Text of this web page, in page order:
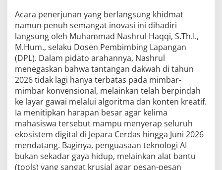
Acara penerjunan yang berlangsung khidmat
namun penuh semangat inovasi ini dihadiri
langsung oleh Muhammad Nashrul Haqqi, S.Th.I.,
M.Hum., selaku Dosen Pembimbing Lapangan
(DPL). Dalam pidato arahannya, Nashrul
menegaskan bahwa tantangan dakwah di tahun
2026 tidak lagi hanya terbatas pada mimbar-
mimbar konvensional, melainkan telah berpindah
ke layar gawai melalui algoritma dan konten kreatif.
Ia menitipkan harapan besar agar kelima
mahasiswa tersebut mampu menyerap seluruh
ekosistem digital di Jepara Cerdas hingga Juni 2026
mendatang. Baginya, penguasaan teknologi AI
bukan sekadar gaya hidup, melainkan alat bantu
(tools) yang sangat krusial agar pesan-pesan